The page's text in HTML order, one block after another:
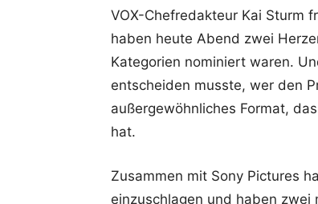
VOX-Chefredakteur Kai Sturm
haben heute Abend zwei
Kategorien nominiert waren.
entscheiden musste, wer den
außergewöhnliches Format,
hat.
Zusammen mit Sony Pictures
einzuschlagen und haben zwei